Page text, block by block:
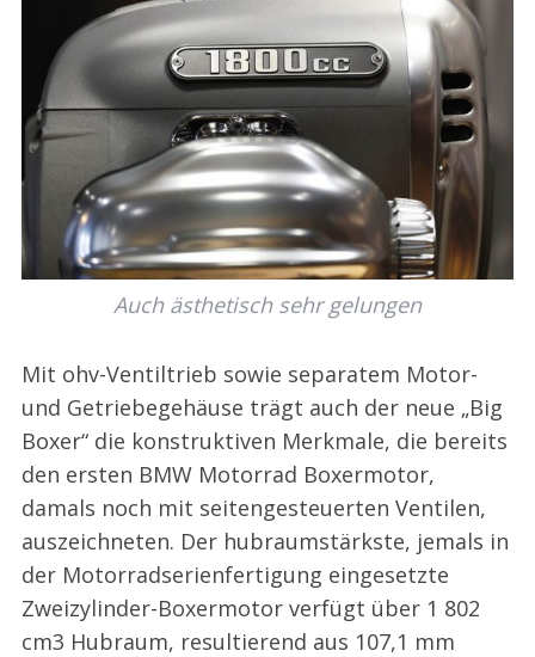
Auch ästhetisch sehr gelungen
Mit ohv-Ventiltrieb sowie separatem Motor-
und Getriebegehäuse trägt auch der neue „Big
Boxer“ die konstruktiven Merkmale, die bereits
den ersten BMW Motorrad Boxermotor,
damals noch mit seitengesteuerten Ventilen,
auszeichneten. Der hubraumstärkste, jemals in
der Motorradserienfertigung eingesetzte
Zweizylinder-Boxermotor verfügt über 1 802
cm3 Hubraum, resultierend aus 107,1 mm